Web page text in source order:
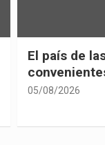
El país de
05/08/2026